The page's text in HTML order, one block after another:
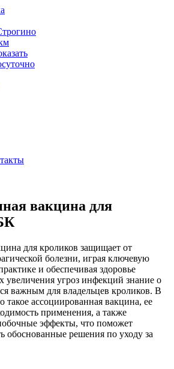
вакцина для
для кроликов защищает от
болезни, играя ключевую
и обеспечивая здоровье
угроз инфекций знание о
важным для владельцев кроликов. В
такое ассоциированная вакцина, ее
применения, а также
эффекты, что поможет
обоснованные решения по уходу за